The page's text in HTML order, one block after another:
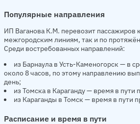
Популярные направления
ИП Ваганова К.М. перевозит пассажиров
межгородским линиям, так и по
Среди востребованных направлений:
из Барнаула в Усть-Каменогорск — в
около 8 часов, по этому направлению
день;
из Томска в Караганду — время в пути
из Караганды в Томск — время в пути
Расписание и время в пути